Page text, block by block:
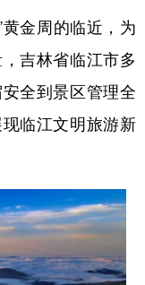
金周的临近，为
吉林省临江市多
全到景区管理全
临江文明旅游新